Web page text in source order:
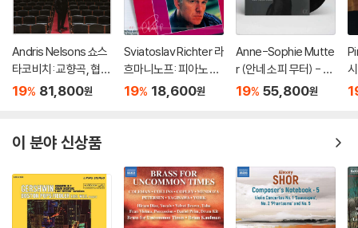
Andris Nelsons 쇼스
타코비치: 교향곡, 협주
곡 (Shostakovich: S
of Mtsensk District)
19% 81,800원
Sviatoslav Richter 라
흐마니노프: 피아노 협
주곡 2번 / 차이코프스
o No.1)
19% 18,600원
Anne-Sophie Mutte
r (안네 소피 무터) - Ea
st Meets West [2L
19% 55,800원
이 분야 신상품